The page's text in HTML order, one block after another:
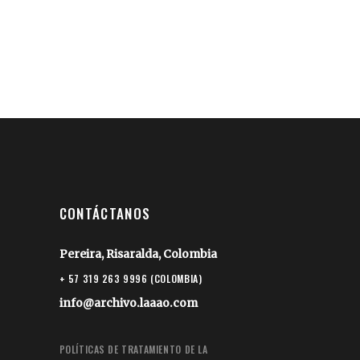
CONTÁCTANOS
Pereira, Risaralda, Colombia
+ 57 319 263 9996 (COLOMBIA)
info@archivo.laaao.com
POLÍTICAS DE TRATAMIENTO DE LA